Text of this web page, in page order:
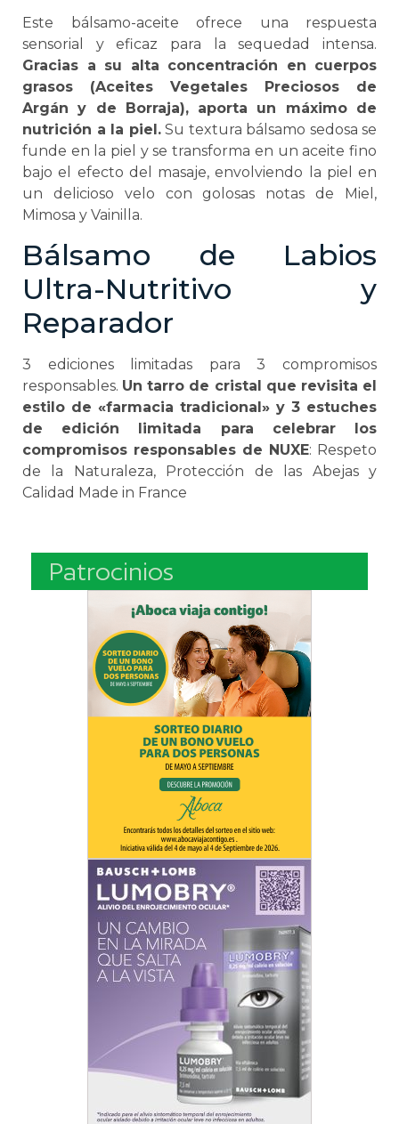
Este bálsamo-aceite ofrece una respuesta
sensorial y eficaz para la sequedad intensa.
Gracias a su alta concentración en cuerpos
grasos (Aceites Vegetales Preciosos de
Argán y de Borraja), aporta un máximo de
nutrición a la piel.Su textura bálsamo sedosa se
funde en la piel y se transforma en un aceite fino
bajo el efecto del masaje, envolviendo la piel en
un delicioso velo con golosas notas de Miel,
Mimosa y Vainilla.
Bálsamo de Labios
Ultra-Nutritivo y
Reparador
3 ediciones limitadas para 3 compromisos
responsables. Un tarro de cristal que revisita el
estilo de «farmacia tradicional» y 3 estuches
de edición limitada para celebrar los
compromisos responsables de NUXE: Respeto
de la Naturaleza, Protección de las Abejas y
Calidad Made in France
Patrocinios